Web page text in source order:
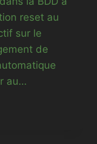
reset au
sur le
de
au…